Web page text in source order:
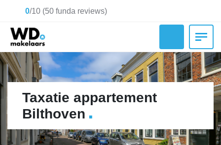
0/10 (50 funda reviews)
Taxatie appartement
Bilthoven .